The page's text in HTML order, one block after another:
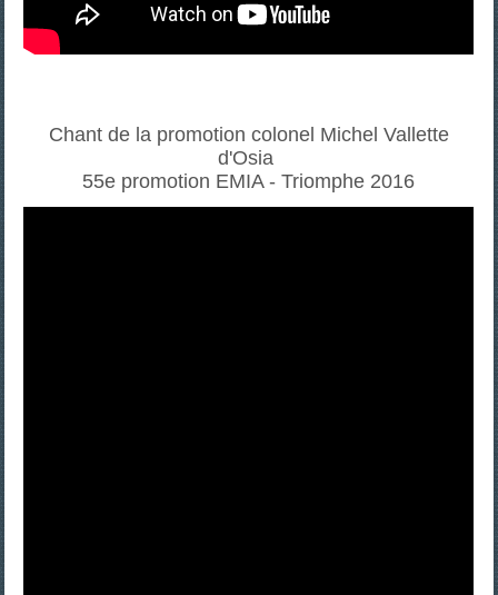
Chant de la promotion colonel Michel Vallette
d'Osia
55e promotion EMIA - Triomphe 2016